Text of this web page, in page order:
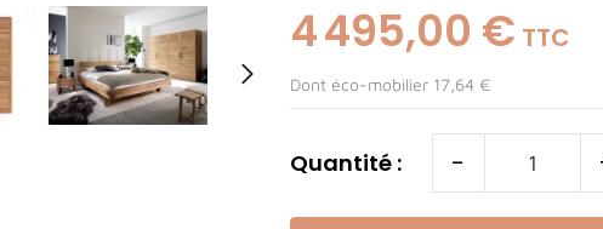

4 495,00 € TTC
Dont éco-mobilier 17,64 €
Quantité : -